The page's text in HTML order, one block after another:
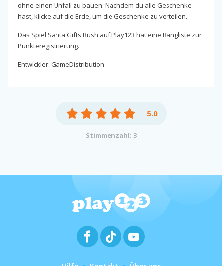
ohne einen Unfall zu bauen. Nachdem du alle Geschenke
hast, klicke auf die Erde, um die Geschenke zu verteilen.
Das Spiel Santa Gifts Rush auf Play123 hat eine Rangliste zur
Punkteregistrierung.
Entwickler: GameDistribution
5.0
Stimmenzahl: 3